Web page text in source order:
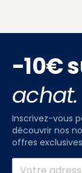
-10€
achat.
Inscrivez-vous
découvrir nos
offres